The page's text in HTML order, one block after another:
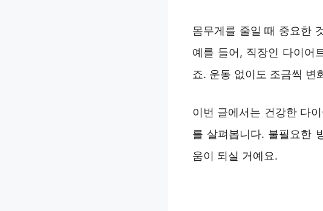
몸무게를 줄일 때 중요한
예를 들어, 직장인 다이어
죠. 운동 없이도 조금씩 변
이번 글에서는 건강한 다
를 살펴봅니다. 불필요한
움이 되실 거예요.